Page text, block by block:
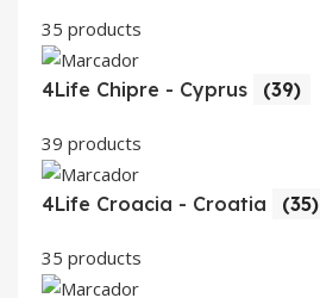
35 products
4Life Chipre - Cyprus (39)
39 products
4Life Croacia - Croatia (35)
35 products